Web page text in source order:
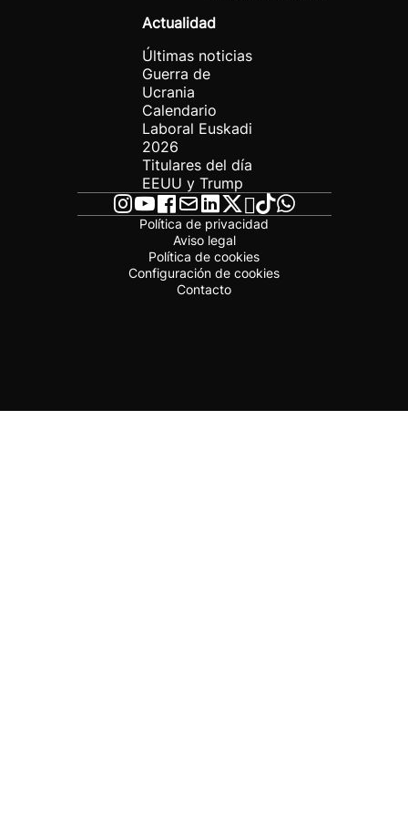
Actualidad
Últimas noticias
Guerra de
Ucrania
Calendario
Laboral Euskadi
2026
Titulares del día
EEUU y Trump
Política de privacidad
Aviso legal
Política de cookies
Configuración de cookies
Contacto